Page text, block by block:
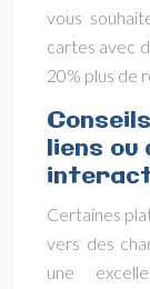
vous
cartes avec
20% plus de
liens
Certaines
vers des
une